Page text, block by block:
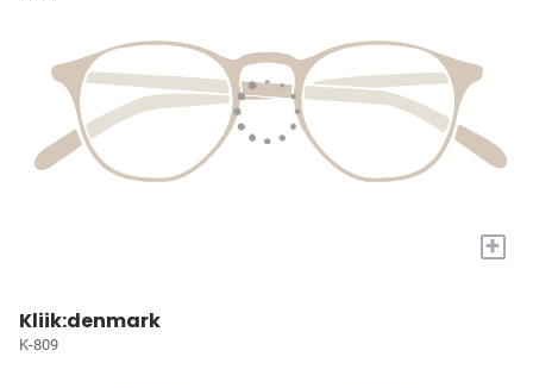
+
Kliik:denmark
K-809